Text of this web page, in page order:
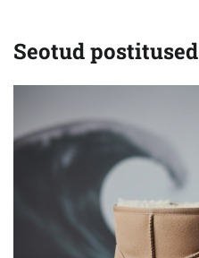
Seotud postitused